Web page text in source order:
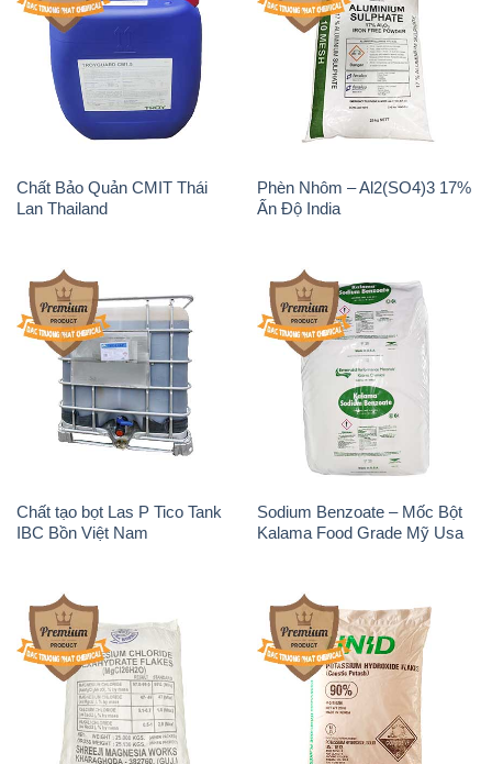
Chất Bảo Quản CMIT Thái
Lan Thailand
Phèn Nhôm – Al2(SO4)3 17%
Ấn Độ India
Chất tạo bọt Las P Tico Tank
IBC Bồn Việt Nam
Sodium Benzoate – Mốc Bột
Kalama Food Grade Mỹ Usa
Magie Clorua – MGCL2 Dạng
Vảy Shreeji Magnesia Works
Ấn Độ India
KOH ( 90%) – Potassium
Hydroxide Unid Hàn Quốc